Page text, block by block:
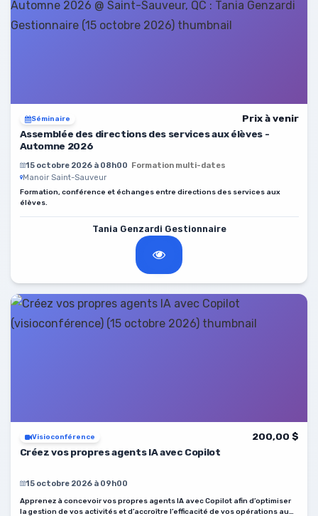
Séminaire
Prix à venir
Assemblée des directions des services aux élèves -
Automne 2026
15 octobre 2026 à 08h00 Formation multi-dates
Manoir Saint-Sauveur
Formation, conférence et échanges entre directions des services aux
élèves.
Tania Genzardi Gestionnaire
Visioconférence
200,00 $
Créez vos propres agents IA avec Copilot
15 octobre 2026 à 09h00
Apprenez à concevoir vos propres agents IA avec Copilot afin d’optimiser
la gestion de vos activités et d’accroître l’efficacité de vos opérations au